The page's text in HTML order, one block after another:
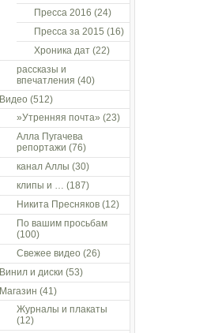
Пресса 2016 (24)
Пресса за 2015 (16)
Хроника дат(22)
рассказы и
впечатления (40)
Видео (512)
»Утренняя почта» (23)
Алла Пугачева
репортажи (76)
канал Аллы (30)
клипы и … (187)
Никита Пресняков(12)
По вашим просьбам
(100)
Свежее видео (26)
Винил и диски (53)
Магазин (41)
Журналы и плакаты
(12)